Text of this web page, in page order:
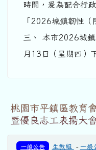
時間，爰為配合行
「2026城鎮韌性（
三、 本市2026城
月13日（星期四）
桃園市平鎮區教育
暨優良志工表揚大
一般公告 生教組 - 一般